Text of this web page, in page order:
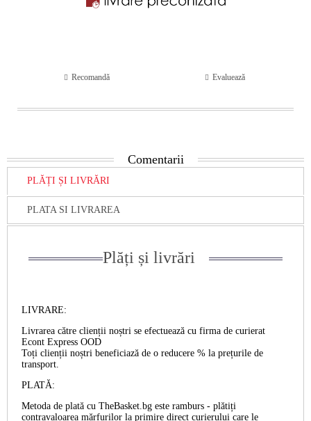
Recomandă Evaluează
Comentarii
PLĂȚI ȘI LIVRĂRI
PLATA SI LIVRAREA
Plăți și livrări
LIVRARE:
Livrarea către clienții noștri se efectuează cu firma de curierat
Econt Express OOD
Toți clienții noștri beneficiază de o reducere % la prețurile de
transport.
PLATĂ:
Metoda de plată cu TheBasket.bg este ramburs - plătiți
contravaloarea mărfurilor la primire direct curierului care le